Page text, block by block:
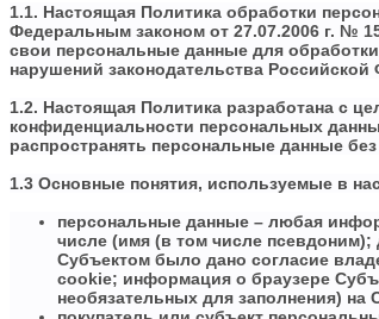
1.1. Настоящая Политика обработки
Федеральным законом от 27.07.2006 г. №
свои персональные данные для
нарушений законодательства
1.2. Настоящая Политика разработана с
конфиденциальности персональных
распространять персональные данные
1.3 Основные понятия, используемые в
персональные данные – любая
числе (имя (в том числе
Субъектом было дано согласие
cookie; информация о браузере
необязательных для заполнения) на